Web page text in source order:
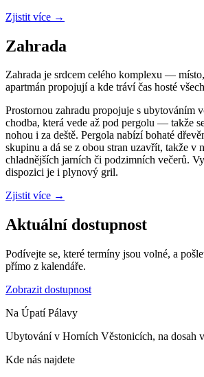
Zjistit více →
Zahrada
Zahrada je srdcem celého komplexu —
apartmán propojují a kde tráví čas hosté
Prostornou zahradu propojuje s ubytováním
chodba, která vede až pod pergolu — takže
nohou i za deště. Pergola nabízí bohaté
skupinu a dá se z obou stran uzavřít, takže v
chladnějších jarních či podzimních večerů.
dispozici je i plynový gril.
Zjistit více →
Aktuální dostupnost
Podívejte se, které termíny jsou volné, a
přímo z kalendáře.
Zobrazit dostupnost
Na Úpatí Pálavy
Ubytování v Horních Věstonicích, na dosah
Kde nás najdete